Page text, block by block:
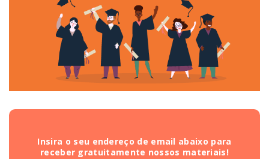
Insira o seu endereço de email abaixo para
receber gratuitamente nossos materiais!